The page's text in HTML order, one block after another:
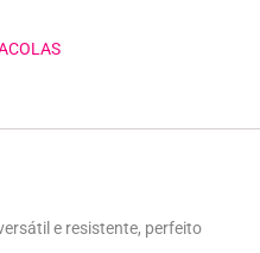
e resistente, perfeito